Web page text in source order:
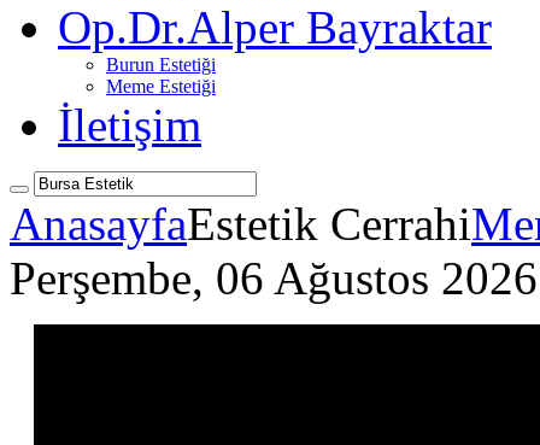
Op.Dr.Alper Bayraktar
Burun Estetiği
Meme Estetiği
İletişim
AnasayfaEstetik Cerrahi
Perşembe, 06 Ağustos 2026